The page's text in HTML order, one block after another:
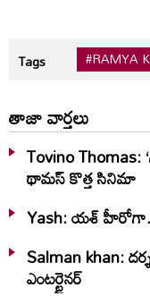
Tags #RAMYA
తాజా వార్తలు
Tovino Thomas:
థామస్‌ కొత్త సినిమా
Yash: యశ్
Salman khan:
ఎంటర్టైనర్